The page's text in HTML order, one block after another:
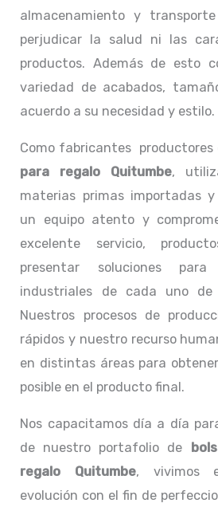
almacenamiento y
perjudicar la salud ni las
productos. Además de esto
variedad de acabados,
acuerdo a su necesidad y estilo.
Como fabricantes productores
para regalo Quitumbe,
materias primas importadas y
un equipo atento y
excelente servicio,
presentar soluciones para
industriales de cada uno de
Nuestros procesos de
rápidos y nuestro recurso
en distintas áreas para
posible en el producto final.
Nos capacitamos día a día
de nuestro portafolio de
regalo Quitumbe, vivimos
evolución con el fin de